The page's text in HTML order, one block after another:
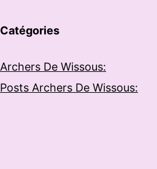
Catégories
Archers De Wissous:
Posts Archers De Wissous: